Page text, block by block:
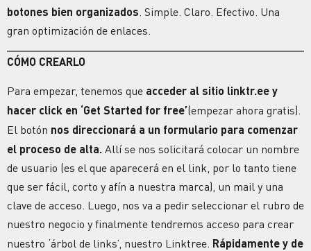
botones bien organizados. Simple. Claro. Efectivo. Una
gran optimización de enlaces.
CÓMO CREARLO
Para empezar, tenemos que acceder al sitio linktr.ee y
hacer click en ‘Get Started for free’(empezar ahora gratis).
El botón nos direccionará a un formulario para comenzar
el proceso de alta. Allí se nos solicitará colocar un nombre
de usuario (es el que aparecerá en el link, por lo tanto tiene
que ser fácil, corto y afín a nuestra marca), un mail y una
clave de acceso. Luego, nos va a pedir seleccionar el rubro de
nuestro negocio y finalmente tendremos acceso para crear
nuestro ‘árbol de links’, nuestro Linktree. Rápidamente y de